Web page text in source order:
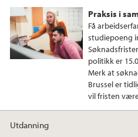
t
e
r
e
b
o
o
Praksis i
Få
studiepoeng
politikk er
Merk at
Brussel er
vil fristen
Utdanning